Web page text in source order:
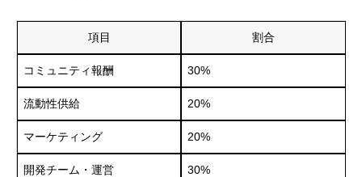
項目 割合
コミュニティ報酬 30%
流動性供給 20%
マーケティング 20%
開発チーム・運営 30%